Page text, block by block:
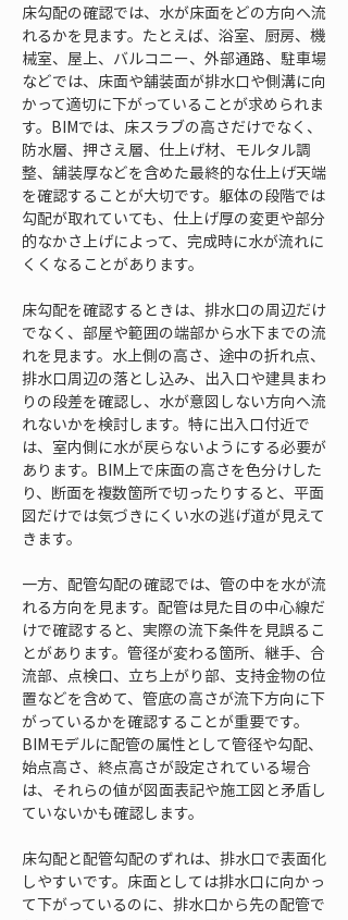
床勾配の確認では、水が床面をどの方向へ流
れるかを見ます。たとえば、浴室、厨房、機
械室、屋上、バルコニー、外部通路、駐車場
などでは、床面や舗装面が排水口や側溝に向
かって適切に下がっていることが求められま
す。BIMでは、床スラブの高さだけでなく、
防水層、押さえ層、仕上げ材、モルタル調
整、舗装厚などを含めた最終的な仕上げ天端
を確認することが大切です。躯体の段階では
勾配が取れていても、仕上げ厚の変更や部分
的なかさ上げによって、完成時に水が流れに
くくなることがあります。
床勾配を確認するときは、排水口の周辺だけ
でなく、部屋や範囲の端部から水下までの流
れを見ます。水上側の高さ、途中の折れ点、
排水口周辺の落とし込み、出入口や建具まわ
りの段差を確認し、水が意図しない方向へ流
れないかを検討します。特に出入口付近で
は、室内側に水が戻らないようにする必要が
あります。BIM上で床面の高さを色分けした
り、断面を複数箇所で切ったりすると、平面
図だけでは気づきにくい水の逃げ道が見えて
きます。
一方、配管勾配の確認では、管の中を水が流
れる方向を見ます。配管は見た目の中心線だ
けで確認すると、実際の流下条件を見誤るこ
とがあります。管径が変わる箇所、継手、合
流部、点検口、立ち上がり部、支持金物の位
置などを含めて、管底の高さが流下方向に下
がっているかを確認することが重要です。
BIMモデルに配管の属性として管径や勾配、
始点高さ、終点高さが設定されている場合
は、それらの値が図面表記や施工図と矛盾し
ていないかも確認します。
床勾配と配管勾配のずれは、排水口で表面化
しやすいです。床面としては排水口に向かっ
て下がっているのに、排水口から先の配管で